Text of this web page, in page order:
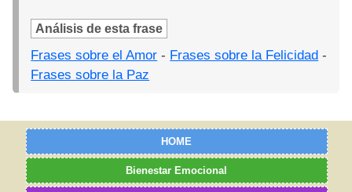
Análisis de esta frase
Frases sobre el Amor - Frases sobre la Felicidad -
Frases sobre la Paz
HOME
Bienestar Emocional